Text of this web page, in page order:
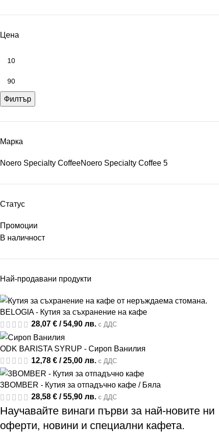
Цена
Филтър
Марка
Noero Specialty CoffeeNoero Specialty Coffee 5
Статус
Промоции
В наличност
Най-продавани продукти
BELOGIA - Кутия за съхранение на кафе
28,07 € / 54,90 лв. с ДДС
ODK BARISTA SYRUP - Сироп Ванилия
12,78 € / 25,00 лв. с ДДС
3BOMBER - Кутия за отпадъчно кафе / Бяла
28,58 € / 55,90 лв. с ДДС
Научавайте винаги първи за най-новите ни
оферти, новини и специални кафета.